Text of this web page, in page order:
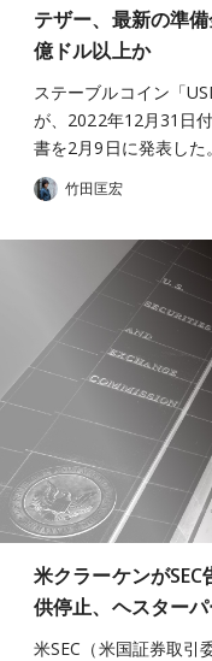
テザー、最新の準
億ドル以上か
ステーブルコイン「
が、2022年12月31日
書を2月9日に発表した。
竹田匡宏
米クラーケンが
供停止、ヘスター
米SEC（米国証券取引